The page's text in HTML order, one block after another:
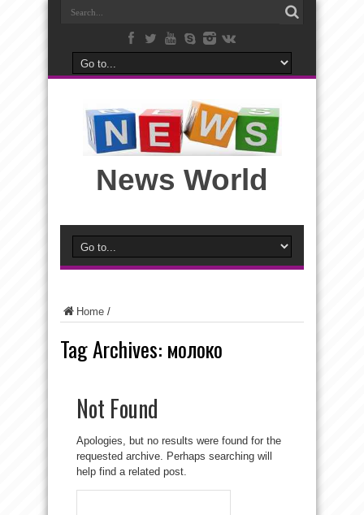
News World
Home /
Tag Archives: молоко
Not Found
Apologies, but no results were found for the
requested archive. Perhaps searching will
help find a related post.